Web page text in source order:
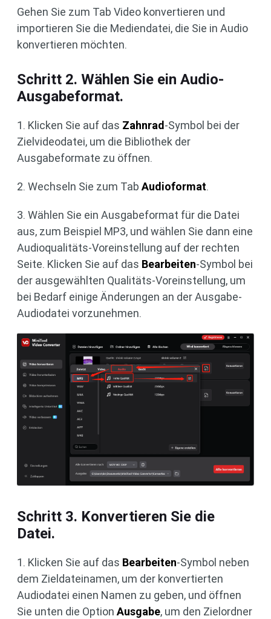
Gehen Sie zum Tab Video konvertieren und
importieren Sie die Mediendatei, die Sie in Audio
konvertieren möchten.
Schritt 2. Wählen Sie ein Audio-
Ausgabeformat.
1. Klicken Sie auf das Zahnrad-Symbol bei der
Zielvideodatei, um die Bibliothek der
Ausgabeformate zu öffnen.
2. Wechseln Sie zum TabAudioformat.
3. Wählen Sie ein Ausgabeformat für die Datei
aus, zum Beispiel MP3, und wählen Sie dann eine
Audioqualitäts-Voreinstellung auf der rechten
Seite. Klicken Sie auf das Bearbeiten-Symbol bei
der ausgewählten Qualitäts-Voreinstellung, um
bei Bedarf einige Änderungen an der Ausgabe-
Audiodatei vorzunehmen.
Schritt 3. Konvertieren Sie die
Datei.
1. Klicken Sie auf das Bearbeiten-Symbol neben
dem Zieldateinamen, um der konvertierten
Audiodatei einen Namen zu geben, und öffnen
Sie unten die Option Ausgabe, um den Zielordner